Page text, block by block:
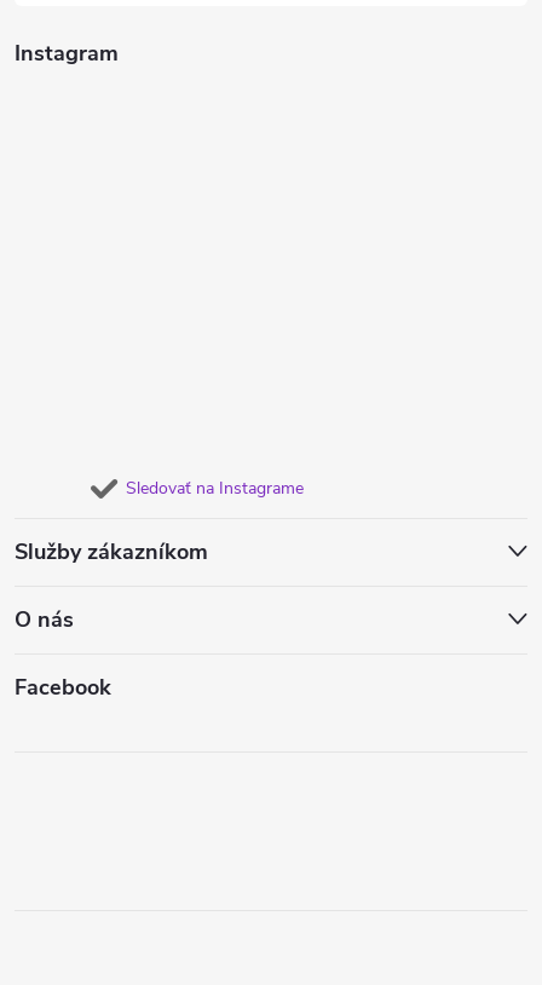
Instagram
Sledovať na Instagrame
Služby zákazníkom
O nás
Facebook